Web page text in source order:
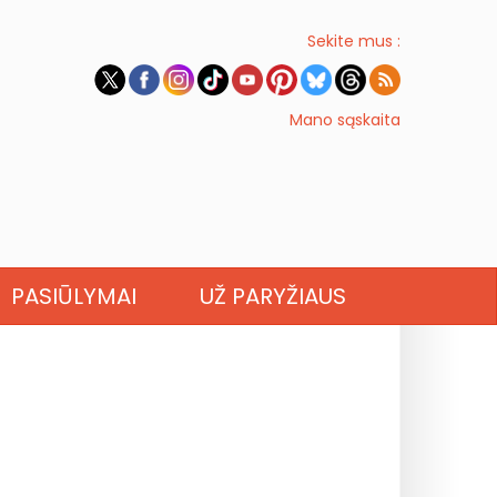
Sekite mus :
Mano sąskaita
PASIŪLYMAI UŽ PARYŽIAUS